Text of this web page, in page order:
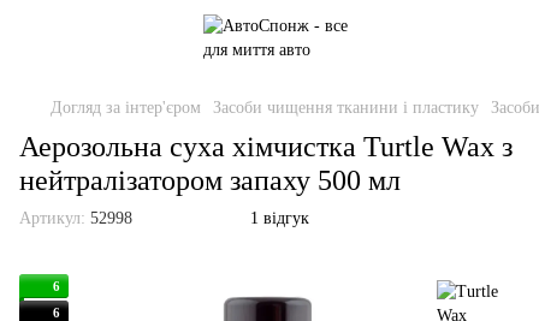
Догляд за інтер'єром Засоби чищення тканини і пластику
Аерозольна суха хімчистка Turtle Wax з
нейтралізатором запаху 500 мл
Артикул: 52998 1 відгук
6
6